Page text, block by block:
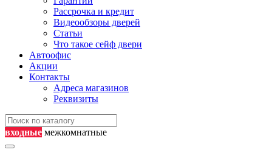
Рассрочка и кредит
Видеообзоры дверей
Статьи
Что такое сейф двери
Автоофис
Акции
Контакты
Адреса магазинов
Реквизиты
входные межкомнатные